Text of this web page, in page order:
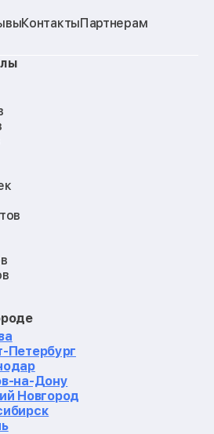
КонтактыПартнерам
плат
Петербург
на-Дону
Новгород